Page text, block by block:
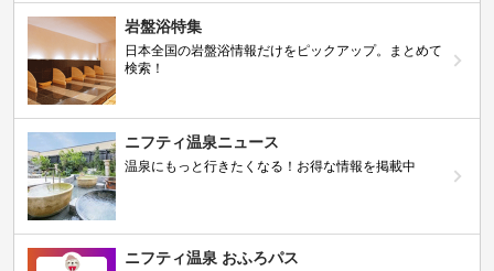
岩盤浴特集
日本全国の岩盤浴情報だけをピックアップ。まとめて
検索！
ニフティ温泉ニュース
温泉にもっと行きたくなる！お得な情報を掲載中
ニフティ温泉 おふろパス